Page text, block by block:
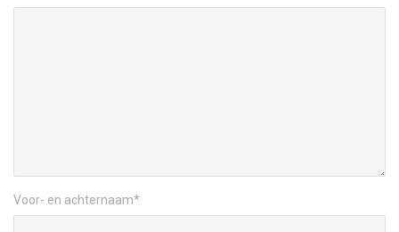
Voor- en achternaam*